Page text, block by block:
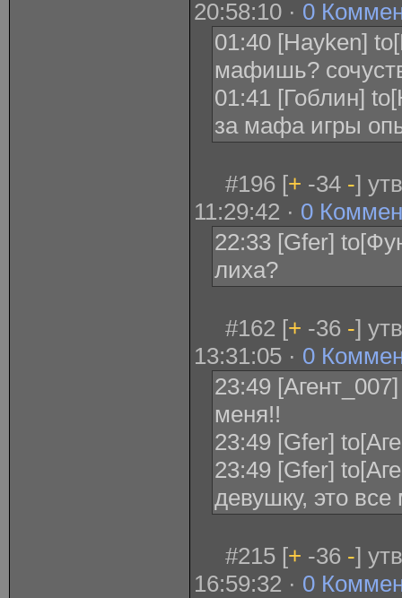
20:58:10 · 0
01:40 [Hayken]
мафишь?
01:41 [Гоблин]
за мафа игры
#196 [+ -34 -]
11:29:42 · 0
22:33 [Gfer]
лиха?
#162 [+ -36 -]
13:31:05 · 0
23:49
меня!!
23:49 [Gfer]
23:49 [Gfer]
девушку, это
#215 [+ -36 -]
16:59:32 · 0